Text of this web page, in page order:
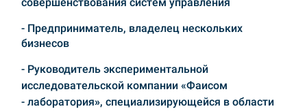
- Предприниматель, владелец нескольких
бизнесов
- Руководитель экспериментальной
исследовательской компании «Фаисом
- лаборатория», специализирующейся в области